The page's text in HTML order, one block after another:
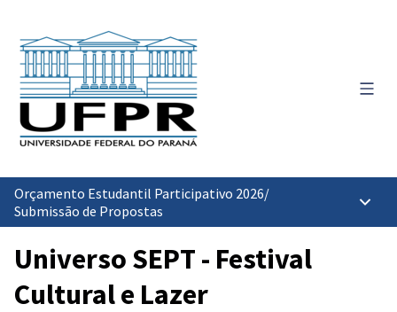
Orçamento Estudantil Participativo 2026/
Submissão de Propostas
Universo SEPT - Festival
Cultural e Lazer